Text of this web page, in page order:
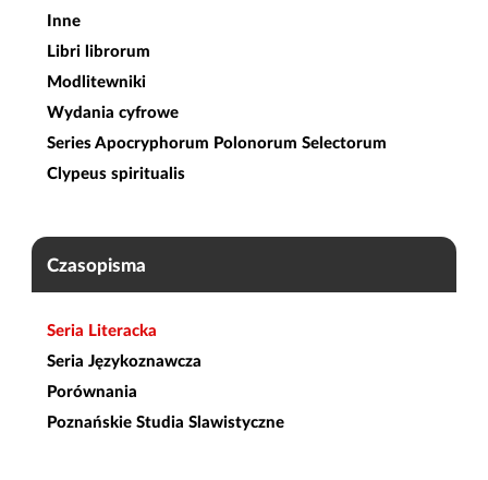
Inne
Libri librorum
Modlitewniki
Wydania cyfrowe
Series Apocryphorum Polonorum Selectorum
Clypeus spiritualis
Czasopisma
Seria Literacka
Seria Językoznawcza
Porównania
Poznańskie Studia Slawistyczne